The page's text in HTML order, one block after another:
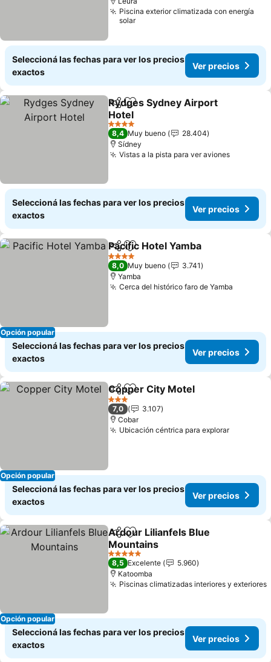
Piscina exterior climatizada con energía
solar
Seleccioná las fechas para ver los precios
exactos
Ver precios
CompartirAñadir a favoritos
Rydges Sydney Airport
Hotel
4 Estrellas
8,4 Muy bueno
28.404
Sídney
Vistas a la pista para ver aviones
Seleccioná las fechas para ver los precios
exactos
Ver precios
Opción popular
CompartirAñadir a favoritos
Pacific Hotel Yamba
4 Estrellas
8,0 Muy bueno
3.741
Yamba
Cerca del histórico faro de Yamba
Seleccioná las fechas para ver los precios
exactos
Ver precios
Opción popular
CompartirAñadir a favoritos
Copper City Motel
3 Estrellas
7,0
3.107
Cobar
Ubicación céntrica para explorar
Seleccioná las fechas para ver los precios
exactos
Ver precios
Opción popular
CompartirAñadir a favoritos
Ardour Lilianfels Blue
Mountains
5 Estrellas
8,5 Excelente
5.960
Katoomba
Piscinas climatizadas interiores y exteriores
Seleccioná las fechas para ver los precios
exactos
Ver precios